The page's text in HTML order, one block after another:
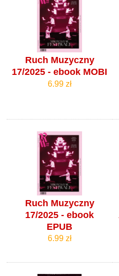
Ruch Muzyczny
17/2025 - ebook MOBI
6.99 zł
Ruch Muzyczny
17/2025 - ebook
EPUB
6.99 zł